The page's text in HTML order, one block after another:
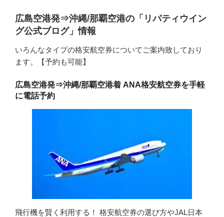
広島空港発⇒沖縄/那覇空港の「リバティウイン
グ公式ブログ」情報
いろんなタイプの格安航空券についてご案内致しており
ます。【予約も可能】
広島空港発⇒沖縄/那覇空港着 ANA格安航空券を手軽
に電話予約
飛行機を賢く利用する！ 格安航空券の選び方やJAL日本